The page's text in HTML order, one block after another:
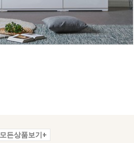
모든상품보기+